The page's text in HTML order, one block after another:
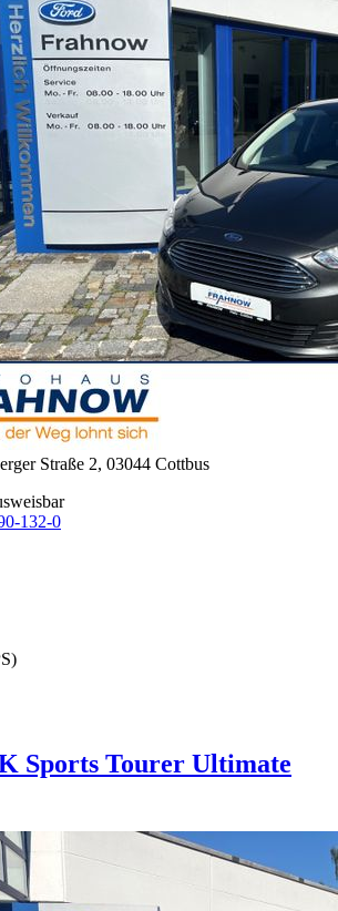
Straße 2, 03044 Cottbus
132-0
Sports Tourer Ultimate